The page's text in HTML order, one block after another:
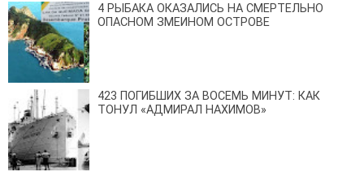
4 РЫБАКА ОКАЗАЛИСЬ НА СМЕРТЕЛЬНО
ОПАСНОМ ЗМЕИНОМ ОСТРОВЕ
423 ПОГИБШИХ ЗА ВОСЕМЬ МИНУТ: КАК
ТОНУЛ «АДМИРАЛ НАХИМОВ»